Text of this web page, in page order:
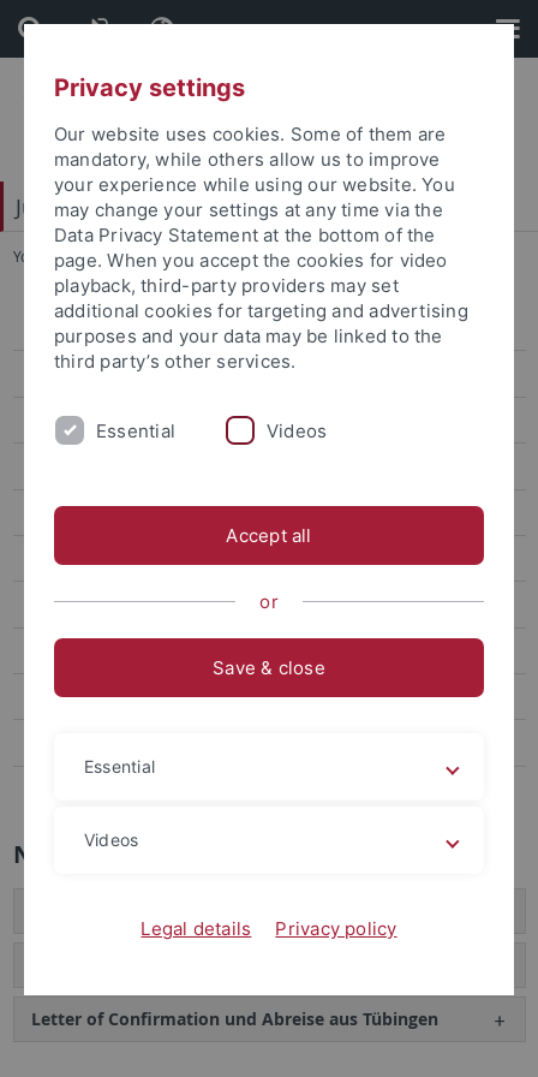
Skip
to
content
Skip
to
footer
Juristische Fakultät
You are here: Startseite ... Nach Ihrem Aufenthalt
Legum Magister (LL.M.)
ERASMUS
Studieren im Ausland
Vor Ihrem Aufenthalt
Nach Ihrem Aufenthalt
Dozentenmobilität
Auslandsstudium in Aix-en-Provence
Nach Ihrem Aufenthalt
Letter of Confirmation und Abreise aus Tübingen
Privacy settings
Our website uses cookies. Some of them are
mandatory, while others allow us to improve
your experience while using our website. You
may change your settings at any time via the
Data Privacy Statement at the bottom of the
page. When you accept the cookies for video
playback, third-party providers may set
additional cookies for targeting and advertising
purposes and your data may be linked to the
third party’s other services.
Essential Videos
Accept all
or
Save & close
Essential
Videos
Legal details Privacy policy